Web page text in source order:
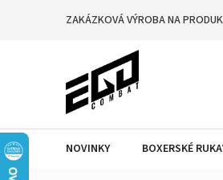
ZAKÁZKOVÁ VÝROBA NA
NOVINKY BOXERSKÉ